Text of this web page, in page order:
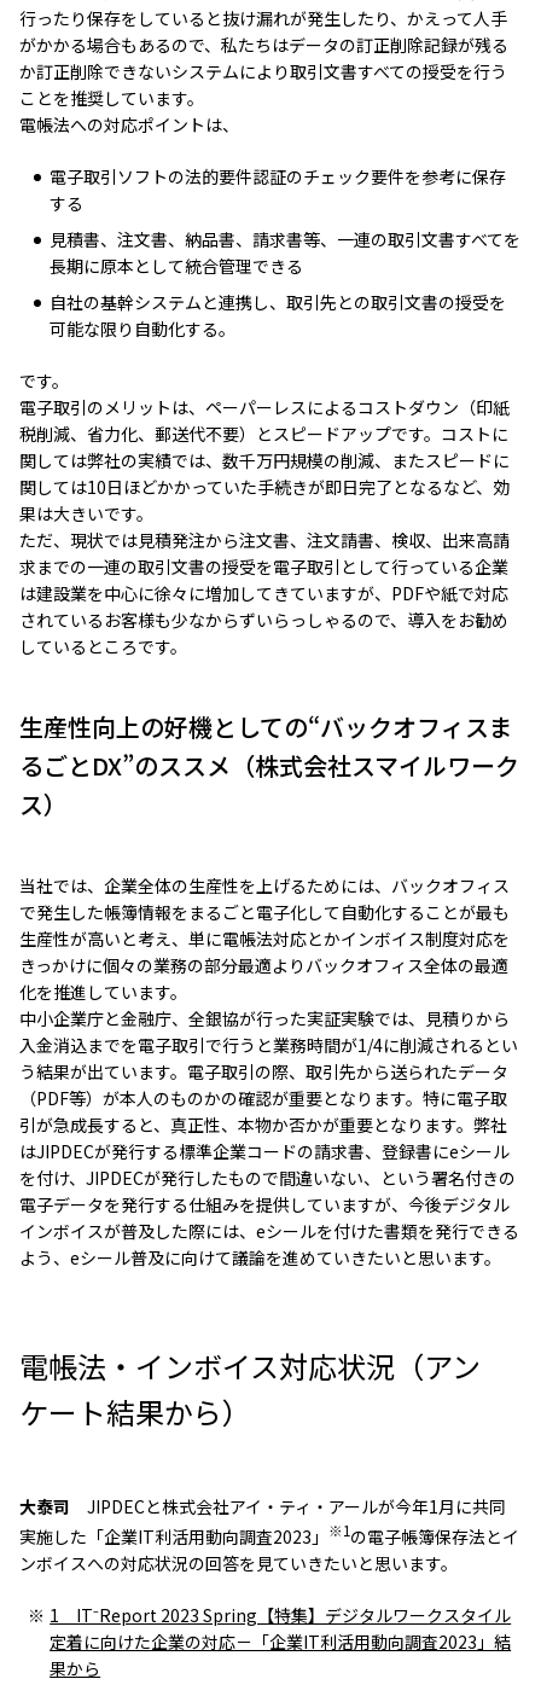
行ったり保存をしていると抜け漏れが発生したり、かえって人手
がかかる場合もあるので、私たちはデータの訂正削除記録が残る
か訂正削除できないシステムにより取引文書すべての授受を行う
ことを推奨しています。
電帳法への対応ポイントは、
電子取引ソフトの法的要件認証のチェック要件を参考に保存
する
見積書、注文書、納品書、請求書等、一連の取引文書すべてを
長期に原本として統合管理できる
自社の基幹システムと連携し、取引先との取引文書の授受を
可能な限り自動化する。
です。
電子取引のメリットは、ペーパーレスによるコストダウン（印紙
税削減、省力化、郵送代不要）とスピードアップです。コストに
関しては弊社の実績では、数千万円規模の削減、またスピードに
関しては10日ほどかかっていた手続きが即日完了となるなど、効
果は大きいです。
ただ、現状では見積発注から注文書、注文請書、検収、出来高請
求までの一連の取引文書の授受を電子取引として行っている企業
は建設業を中心に徐々に増加してきていますが、PDFや紙で対応
されているお客様も少なからずいらっしゃるので、導入をお勧め
しているところです。
生産性向上の好機としての“バックオフィスま
るごとDX”のススメ（株式会社スマイルワーク
ス）
当社では、企業全体の生産性を上げるためには、バックオフィス
で発生した帳簿情報をまるごと電子化して自動化することが最も
生産性が高いと考え、単に電帳法対応とかインボイス制度対応を
きっかけに個々の業務の部分最適よりバックオフィス全体の最適
化を推進しています。
中小企業庁と金融庁、全銀協が行った実証実験では、見積りから
入金消込までを電子取引で行うと業務時間が1/4に削減されるとい
う結果が出ています。電子取引の際、取引先から送られたデータ
（PDF等）が本人のものかの確認が重要となります。特に電子取
引が急成長すると、真正性、本物か否かが重要となります。弊社
はJIPDECが発行する標準企業コードの請求書、登録書にeシール
を付け、JIPDECが発行したもので間違いない、という署名付きの
電子データを発行する仕組みを提供していますが、今後デジタル
インボイスが普及した際には、eシールを付けた書類を発行できる
よう、eシール普及に向けて議論を進めていきたいと思います。
電帳法・インボイス対応状況（アン
ケート結果から）
大泰司 JIPDECと株式会社アイ・ティ・アールが今年1月に共同
実施した「企業IT利活用動向調査2023」 ※1の電子帳簿保存法とイ
ンボイスへの対応状況の回答を見ていきたいと思います。
1 IT⁻Report 2023 Spring【特集】デジタルワークスタイル
定着に向けた企業の対応－「企業IT利活用動向調査2023」結
果から